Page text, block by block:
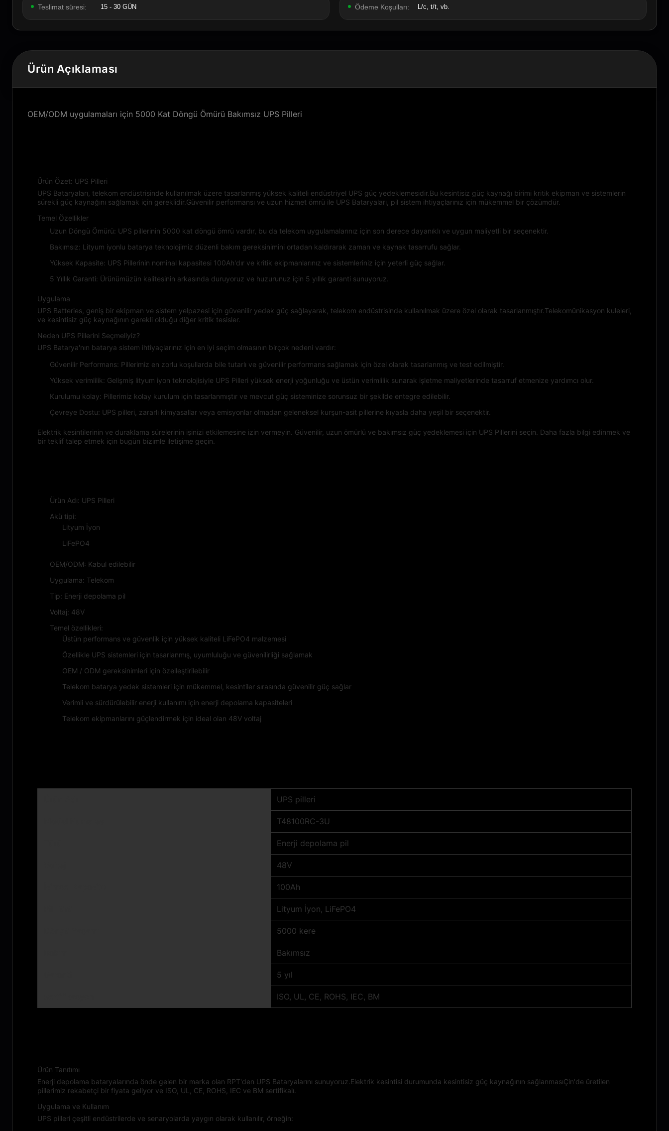
Teslimat süresi: 15 - 30 GÜN Ödeme Koşulları: L/c, t/t, vb.
Ürün Açıklaması
OEM/ODM uygulamaları için 5000 Kat Döngü Ömürü Bakımsız UPS Pilleri
Ürün Özet: UPS Pilleri
UPS Bataryaları, telekom endüstrisinde kullanılmak üzere tasarlanmış yüksek kaliteli endüstriyel UPS güç yedeklemesidir.Bu kesintisiz güç kaynağı birimi kritik ekipman ve sistemlerin
sürekli güç kaynağını sağlamak için gereklidir.Güvenilir performansı ve uzun hizmet ömrü ile UPS Bataryaları, pil sistem ihtiyaçlarınız için mükemmel bir çözümdür.
Temel Özellikler
Uzun Döngü Ömürü: UPS pillerinin 5000 kat döngü ömrü vardır, bu da telekom uygulamalarınız için son derece dayanıklı ve uygun maliyetli bir seçenektir.
Bakımsız: Lityum iyonlu batarya teknolojimiz düzenli bakım gereksinimini ortadan kaldırarak zaman ve kaynak tasarrufu sağlar.
Yüksek Kapasite: UPS Pillerinin nominal kapasitesi 100Ah'dır ve kritik ekipmanlarınız ve sistemleriniz için yeterli güç sağlar.
5 Yıllık Garanti: Ürünümüzün kalitesinin arkasında duruyoruz ve huzurunuz için 5 yıllık garanti sunuyoruz.
Uygulama
UPS Batteries, geniş bir ekipman ve sistem yelpazesi için güvenilir yedek güç sağlayarak, telekom endüstrisinde kullanılmak üzere özel olarak tasarlanmıştır.Telekomünikasyon kuleleri,
ve kesintisiz güç kaynağının gerekli olduğu diğer kritik tesisler.
Neden UPS Pillerini Seçmeliyiz?
UPS Batarya'nın batarya sistem ihtiyaçlarınız için en iyi seçim olmasının birçok nedeni vardır:
Güvenilir Performans: Pillerimiz en zorlu koşullarda bile tutarlı ve güvenilir performans sağlamak için özel olarak tasarlanmış ve test edilmiştir.
Yüksek verimlilik: Gelişmiş lityum iyon teknolojisiyle UPS Pilleri yüksek enerji yoğunluğu ve üstün verimlilik sunarak işletme maliyetlerinde tasarruf etmenize yardımcı olur.
Kurulumu kolay: Pillerimiz kolay kurulum için tasarlanmıştır ve mevcut güç sisteminize sorunsuz bir şekilde entegre edilebilir.
Çevreye Dostu: UPS pilleri, zararlı kimyasallar veya emisyonlar olmadan geleneksel kurşun-asit pillerine kıyasla daha yeşil bir seçenektir.
Elektrik kesintilerinin ve duraklama sürelerinin işinizi etkilemesine izin vermeyin. Güvenilir, uzun ömürlü ve bakımsız güç yedeklemesi için UPS Pillerini seçin. Daha fazla bilgi edinmek ve
bir teklif talep etmek için bugün bizimle iletişime geçin.
Ürün Adı: UPS Pilleri
Akü tipi:
Lityum İyon
LiFePO4
OEM/ODM: Kabul edilebilir
Uygulama: Telekom
Tip: Enerji depolama pil
Voltaj: 48V
Temel özellikleri:
Üstün performans ve güvenlik için yüksek kaliteli LiFePO4 malzemesi
Özellikle UPS sistemleri için tasarlanmış, uyumluluğu ve güvenilirliği sağlamak
OEM / ODM gereksinimleri için özelleştirilebilir
Telekom batarya yedek sistemleri için mükemmel, kesintiler sırasında güvenilir güç sağlar
Verimli ve sürdürülebilir enerji kullanımı için enerji depolama kapasiteleri
Telekom ekipmanlarını güçlendirmek için ideal olan 48V voltaj
UPS pilleri
T48100RC-3U
Enerji depolama pil
48V
100Ah
Lityum İyon, LiFePO4
5000 kere
Bakımsız
5 yıl
ISO, UL, CE, ROHS, IEC, BM
Ürün Tanıtımı
Enerji depolama bataryalarında önde gelen bir marka olan RPT'den UPS Bataryalarını sunuyoruz.Elektrik kesintisi durumunda kesintisiz güç kaynağının sağlanmasıÇin'de üretilen
pillerimiz rekabetçi bir fiyata geliyor ve ISO, UL, CE, ROHS, IEC ve BM sertifikalı.
Uygulama ve Kullanım
UPS pilleri çeşitli endüstrilerde ve senaryolarda yaygın olarak kullanılır, örneğin: